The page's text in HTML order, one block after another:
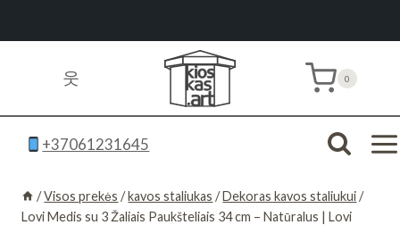
웃 0
+37061231645
/Visos prekės /kavos staliukas /Dekoras kavos staliukui /
Lovi Medis su 3 Žaliais Paukšteliais 34 cm – Natūralus | Lovi